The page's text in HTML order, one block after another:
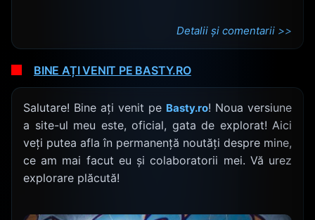
Detalii și comentarii >>
BINE AȚI VENIT PE BASTY.RO
Salutare! Bine ați venit pe Basty.ro! Noua versiune
a site-ul meu este, oficial, gata de explorat! Aici
veți putea afla în permanență noutăți despre mine,
ce am mai facut eu și colaboratorii mei. Vă urez
explorare plăcută!